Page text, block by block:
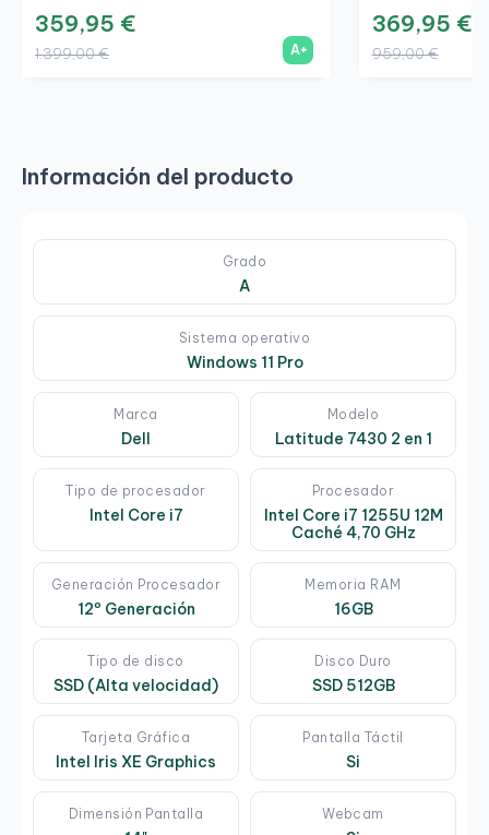
359,95 €
1.399,00 € A+
369,95 €
959,00 €
Información del producto
Grado
A
Sistema operativo
Windows 11 Pro
Marca
Dell
Modelo
Latitude 7430 2 en 1
Tipo de procesador
Intel Core i7
Procesador
Intel Core i7 1255U 12M
Caché 4,70 GHz
Generación Procesador
12º Generación
Memoria RAM
16GB
Tipo de disco
SSD (Alta velocidad)
Disco Duro
SSD 512GB
Tarjeta Gráfica
Intel Iris XE Graphics
Pantalla Táctil
Si
Dimensión Pantalla Webcam